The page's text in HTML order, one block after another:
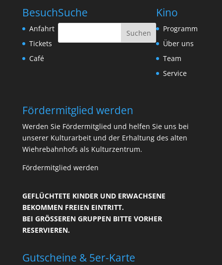
Besuch
Anfahrt
Tickets
Café
Suche Kino
Programm
Über uns
Team
Service
Fördermitglied werden
Werden Sie Fördermitglied und helfen Sie uns bei
unserer Kulturarbeit und der Erhaltung des alten
Wiehrebahnhofs als Kulturzentrum.
Fördermitglied werden
GEFLÜCHTETE KINDER UND ERWACHSENE
BEKOMMEN FREIEN EINTRITT.
BEI GRÖSSEREN GRUPPEN BITTE VORHER R
ESERVIEREN.
Gutscheine & 5er-Karte